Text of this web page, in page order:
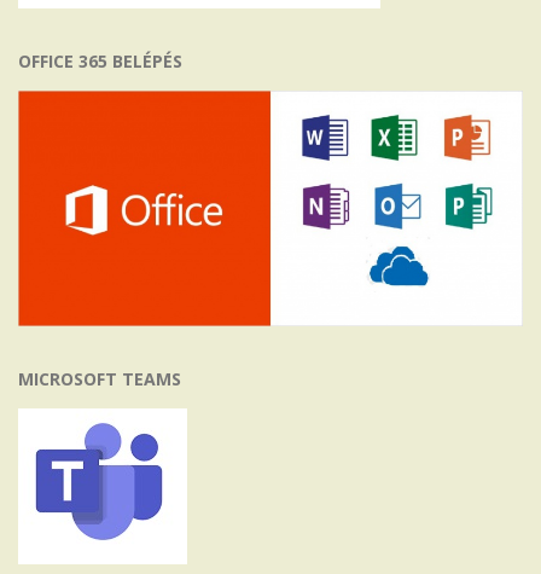
OFFICE 365 BELÉPÉS
MICROSOFT TEAMS